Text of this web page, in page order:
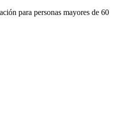
para personas mayores de 60